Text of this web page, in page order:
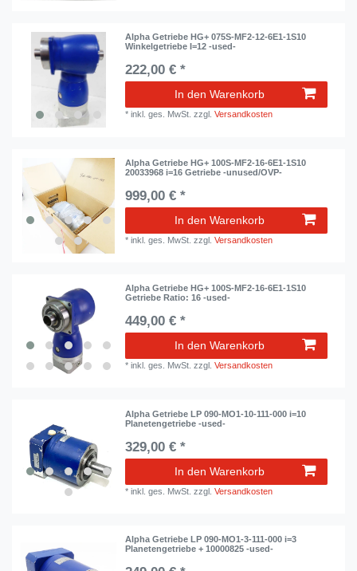
Alpha Getriebe HG+ 075S-MF2-12-6E1-1S10
Winkelgetriebe I=12 -used-
222,00 € *
In den Warenkorb
*inkl. ges. MwSt. zzgl.Versandkosten
Alpha Getriebe HG+ 100S-MF2-16-6E1-1S10
20033968 i=16 Getriebe -unused/OVP-
999,00 € *
In den Warenkorb
*inkl. ges. MwSt. zzgl.Versandkosten
Alpha Getriebe HG+ 100S-MF2-16-6E1-1S10
Getriebe Ratio: 16 -used-
449,00 € *
In den Warenkorb
*inkl. ges. MwSt. zzgl.Versandkosten
Alpha Getriebe LP 090-MO1-10-111-000 i=10
Planetengetriebe -used-
329,00 € *
In den Warenkorb
*inkl. ges. MwSt. zzgl.Versandkosten
Alpha Getriebe LP 090-MO1-3-111-000 i=3
Planetengetriebe + 10000825 -used-